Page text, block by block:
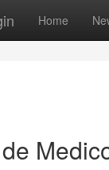
Home